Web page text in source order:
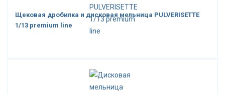
Щековая дробилка и дисковая мельница PULVERISETTE
1/13 premium line